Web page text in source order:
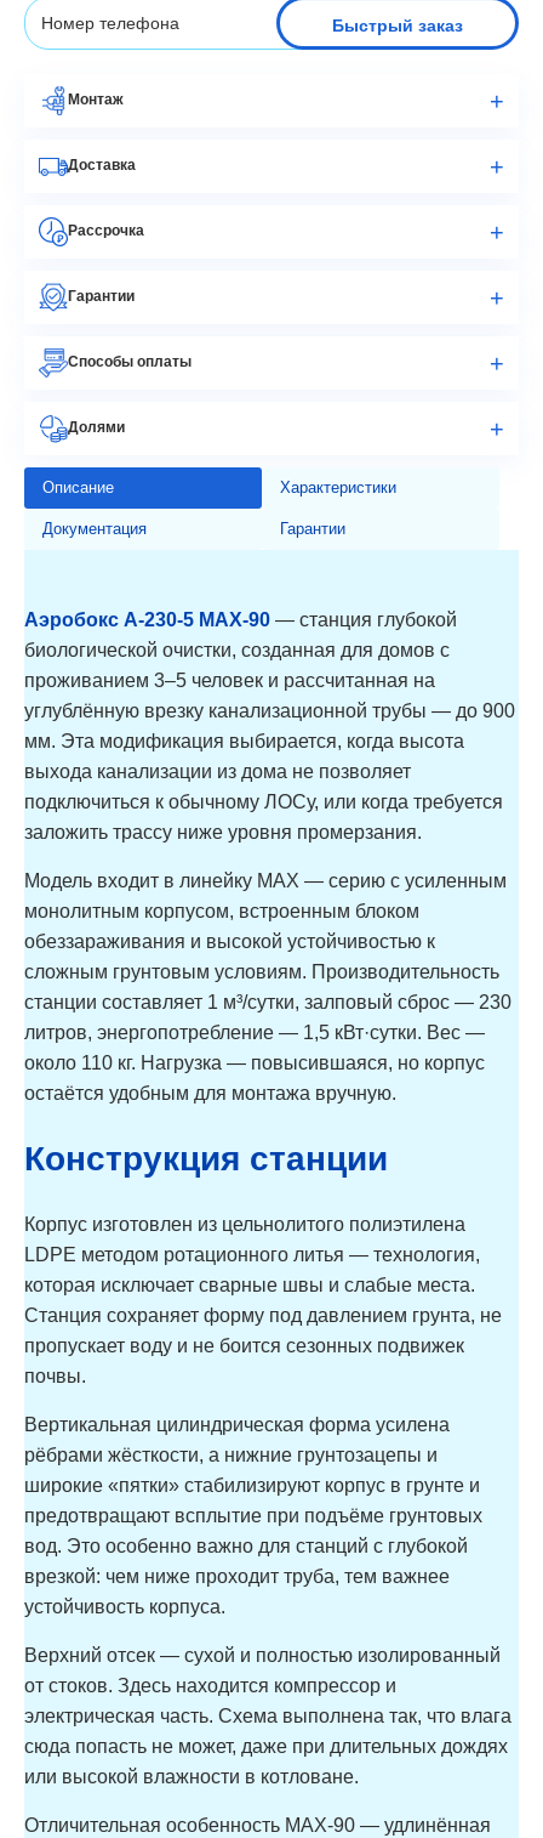
Быстрый заказ
Монтаж
Доставка
Рассрочка
Гарантии
Способы оплаты
Долями
Описание Характеристики
Документация Гарантии
Аэробокс A-230-5 MAX-90 — станция глубокой
биологической очистки, созданная для домов с
проживанием 3–5 человек и рассчитанная на
углублённую врезку канализационной трубы — до 900
мм. Эта модификация выбирается, когда высота
выхода канализации из дома не позволяет
подключиться к обычному ЛОСу, или когда требуется
заложить трассу ниже уровня промерзания.
Модель входит в линейку MAX — серию с усиленным
монолитным корпусом, встроенным блоком
обеззараживания и высокой устойчивостью к
сложным грунтовым условиям. Производительность
станции составляет 1 м³/сутки, залповый сброс — 230
литров, энергопотребление — 1,5 кВт·сутки. Вес —
около 110 кг. Нагрузка — повысившаяся, но корпус
остаётся удобным для монтажа вручную.
Конструкция станции
Корпус изготовлен из цельнолитого полиэтилена
LDPE методом ротационного литья — технология,
которая исключает сварные швы и слабые места.
Станция сохраняет форму под давлением грунта, не
пропускает воду и не боится сезонных подвижек
почвы.
Вертикальная цилиндрическая форма усилена
рёбрами жёсткости, а нижние грунтозацепы и
широкие «пятки» стабилизируют корпус в грунте и
предотвращают всплытие при подъёме грунтовых
вод. Это особенно важно для станций с глубокой
врезкой: чем ниже проходит труба, тем важнее
устойчивость корпуса.
Верхний отсек — сухой и полностью изолированный
от стоков. Здесь находится компрессор и
электрическая часть. Схема выполнена так, что влага
сюда попасть не может, даже при длительных дождях
или высокой влажности в котловане.
Отличительная особенность MAX-90 — удлинённая